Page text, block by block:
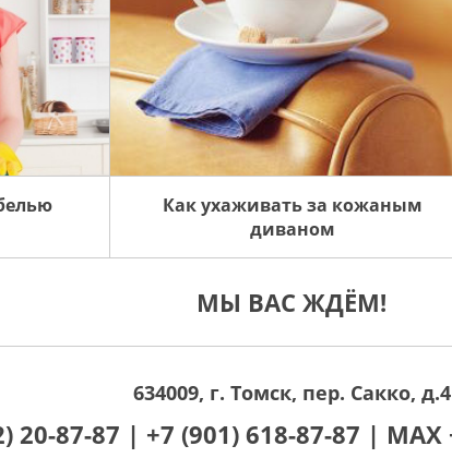
Как ухаживать за кожаным
диваном
МЫ ВАС ЖДЁМ!
634009, г. Томск, пер. Сакко, д.4
20-87-87 | +7 (901) 618-87-87 | MAX